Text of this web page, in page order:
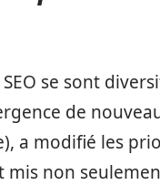
se sont
de
a modifié les
mis non